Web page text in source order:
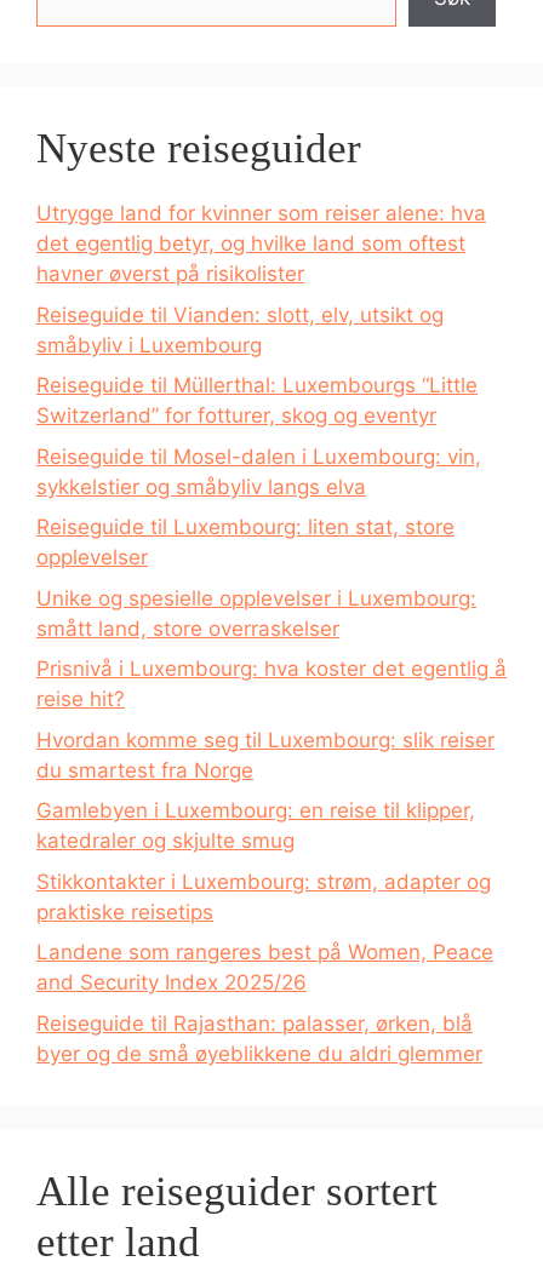
Nyeste reiseguider
Utrygge land for kvinner som reiser alene: hva
det egentlig betyr, og hvilke land som oftest
havner øverst på risikolister
Reiseguide til Vianden: slott, elv, utsikt og
småbyliv i Luxembourg
Reiseguide til Müllerthal: Luxembourgs “Little
Switzerland” for fotturer, skog og eventyr
Reiseguide til Mosel-dalen i Luxembourg: vin,
sykkelstier og småbyliv langs elva
Reiseguide til Luxembourg: liten stat, store
opplevelser
Unike og spesielle opplevelser i Luxembourg:
smått land, store overraskelser
Prisnivå i Luxembourg: hva koster det egentlig å
reise hit?
Hvordan komme seg til Luxembourg: slik reiser
du smartest fra Norge
Gamlebyen i Luxembourg: en reise til klipper,
katedraler og skjulte smug
Stikkontakter i Luxembourg: strøm, adapter og
praktiske reisetips
Landene som rangeres best på Women, Peace
and Security Index 2025/26
Reiseguide til Rajasthan: palasser, ørken, blå
byer og de små øyeblikkene du aldri glemmer
Alle reiseguider sortert
etter land